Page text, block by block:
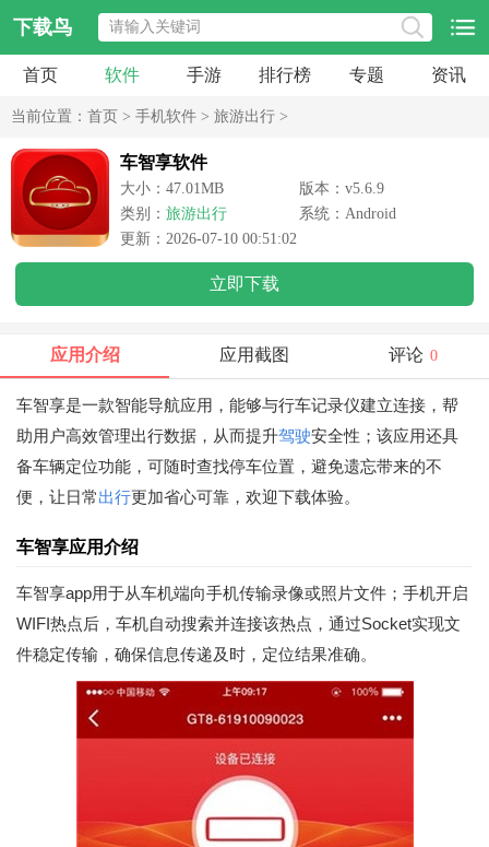
下载鸟
首页 软件 手游 排行榜 专题 资讯
当前位置： 首页 > 手机软件 > 旅游出行 >
车智享软件
大小：47.01MB
版本：v5.6.9
类别： 旅游出行
系统：Android
更新：2026-07-10 00:51:02
立即下载
应用介绍 应用截图 评论 0
车智享是一款智能导航应用，能够与行车记录仪建立连接，帮
助用户高效管理出行数据，从而提升驾驶安全性；该应用还具
备车辆定位功能，可随时查找停车位置，避免遗忘带来的不
便，让日常出行更加省心可靠，欢迎下载体验。
车智享应用介绍
车智享app用于从车机端向手机传输录像或照片文件；手机开启
WIFI热点后，车机自动搜索并连接该热点，通过Socket实现文
件稳定传输，确保信息传递及时，定位结果准确。